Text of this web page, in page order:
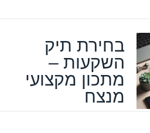
בחירת תיק
השקעות –
מתכון מקצועי
מנצח